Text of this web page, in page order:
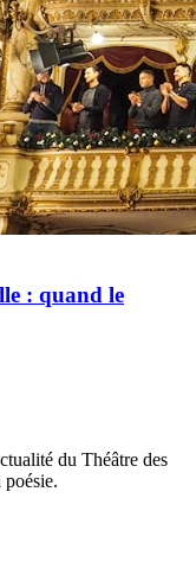
: quand le
du Théâtre des